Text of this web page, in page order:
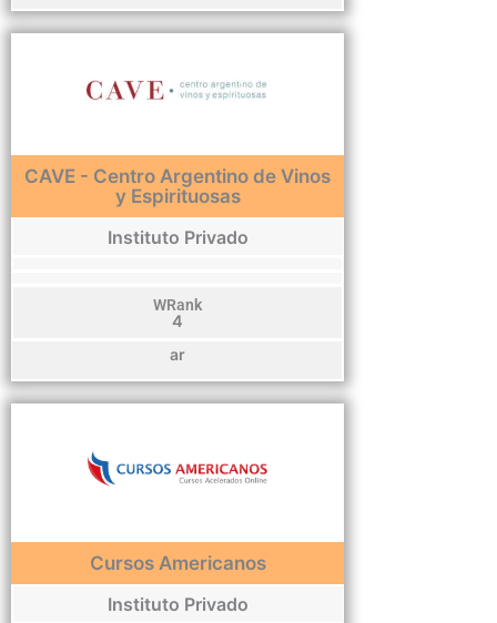
CAVE - Centro Argentino de Vinos
y Espirituosas
Instituto Privado
WRank
4
ar
Cursos Americanos
Instituto Privado